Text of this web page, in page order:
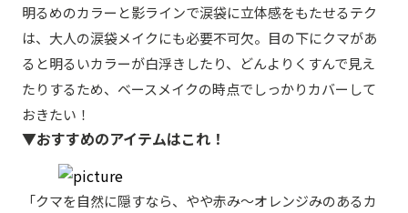
明るめのカラーと影ラインで涙袋に立体感をもたせるテク
は、大人の涙袋メイクにも必要不可欠。目の下にクマがあ
ると明るいカラーが白浮きしたり、どんよりくすんで見え
たりするため、ベースメイクの時点でしっかりカバーして
おきたい！
▼おすすめのアイテムはこれ！
「クマを自然に隠すなら、やや赤み〜オレンジみのあるカ